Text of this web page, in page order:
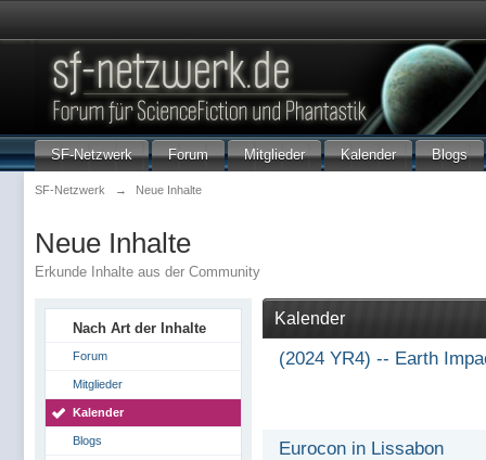
SF-Netzwerk Forum Mitglieder Kalender Blogs
SF-Netzwerk → Neue Inhalte
Neue Inhalte
Erkunde Inhalte aus der Community
Nach Art der Inhalte
Forum
Mitglieder
Kalender
Blogs
Kalender
(2024 YR4) -- Earth
Eurocon in Lissabon